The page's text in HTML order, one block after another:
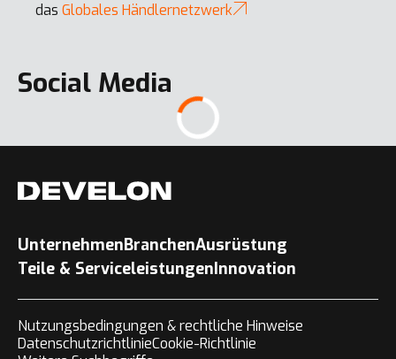
DX350LC-7K
DA45-7
DA45-7 4X4
das Globales Händlernetzwerk
Social Media
UnternehmenBranchenAusrüstung
Teile & ServiceleistungenInnovation
Nutzungsbedingungen & rechtliche Hinweise
DatenschutzrichtlinieCookie-Richtlinie